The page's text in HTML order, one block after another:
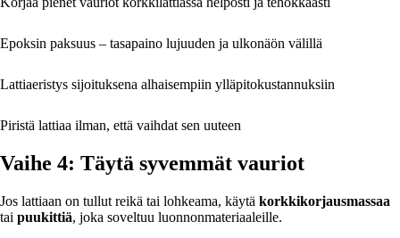
Epoksin paksuus – tasapaino lujuuden ja ulkonäön välillä
Lattiaeristys sijoituksena alhaisempiin ylläpitokustannuksiin
Piristä lattiaa ilman, että vaihdat sen uuteen
Vaihe 4: Täytä syvemmät vauriot
Jos lattiaan on tullut reikä tai lohkeama, käytä korkkikorjausmassaa
tai puukittiä, joka soveltuu luonnonmateriaaleille.